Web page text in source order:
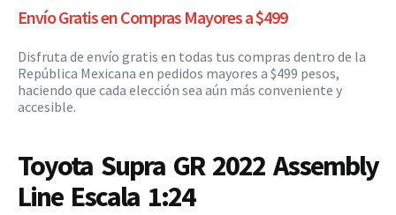
Envío Gratis en Compras Mayores a $499
Disfruta de envío gratis en todas tus compras dentro de la
República Mexicana en pedidos mayores a $499 pesos,
haciendo que cada elección sea aún más conveniente y
accesible.
Toyota Supra GR 2022 Assembly
Line Escala 1:24